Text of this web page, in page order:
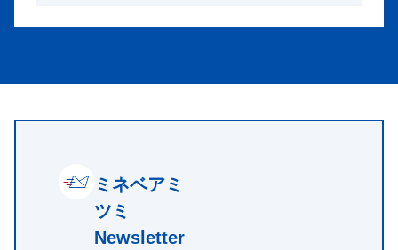
ミネベアミ
ツミ
Newsletter